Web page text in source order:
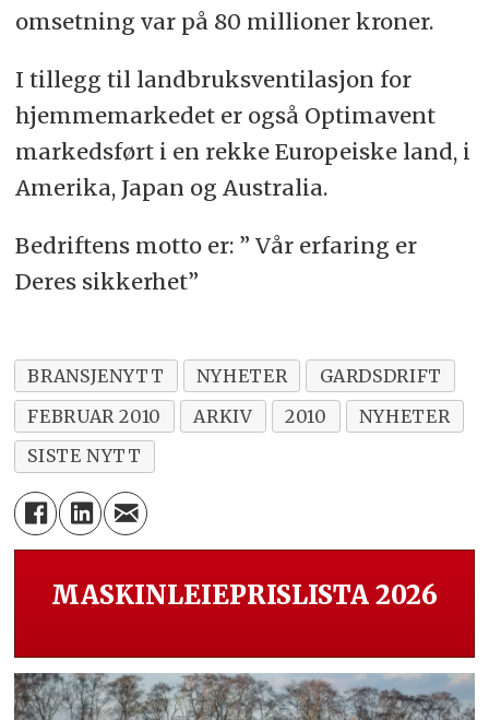
omsetning var på 80 millioner kroner.
I tillegg til landbruksventilasjon for
hjemmemarkedet er også Optimavent
markedsført i en rekke Europeiske land, i
Amerika, Japan og Australia.
Bedriftens motto er: ” Vår erfaring er
Deres sikkerhet”
BRANSJENYTT NYHETER
GARDSDRIFT
FEBRUAR 2010
ARKIV 2010
NYHETER
SISTE NYTT
MASKINLEIEPRISLISTA 2026